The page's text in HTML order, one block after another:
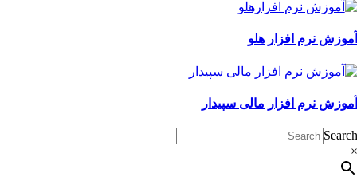
آموزش نرم افزار هلو
آموزش نرم افزار مالی سپیدار
Search
×